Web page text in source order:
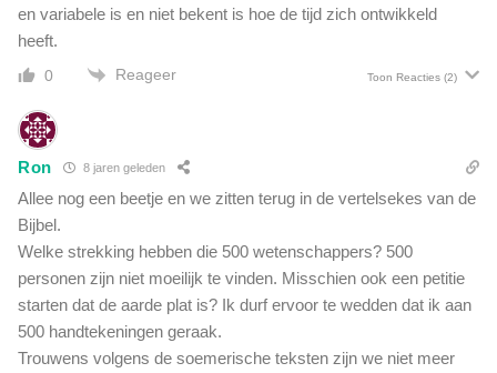
t
e
t
v
r
z
i
j
g
r
u
w
en variabele is en niet bekent is hoe de tijd zich ontwikkeld
heeft.
0 Reageer Toon Reacties (2)
Ron 8 jaren geleden
Allee nog een beetje en we zitten terug in de vertelsekes van de
Bijbel.
Welke strekking hebben die 500 wetenschappers? 500
personen zijn niet moeilijk te vinden. Misschien ook een petitie
starten dat de aarde plat is? Ik durf ervoor te wedden dat ik aan
500 handtekeningen geraak.
Trouwens volgens de soemerische teksten zijn we niet meer